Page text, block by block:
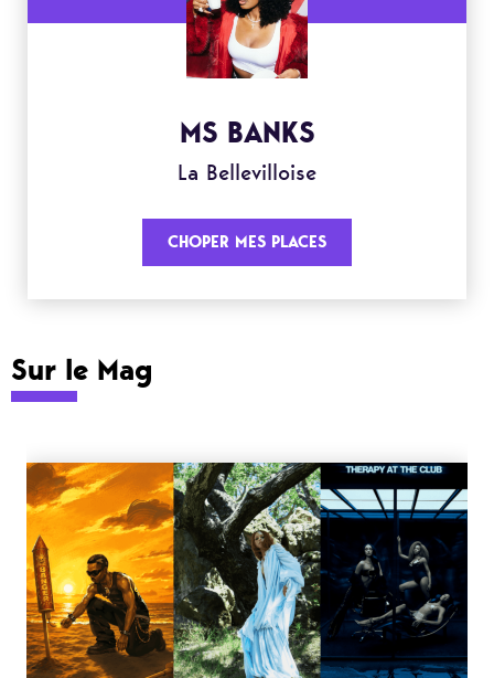
MS BANKS
La Bellevilloise
CHOPER MES PLACES
Sur le Mag